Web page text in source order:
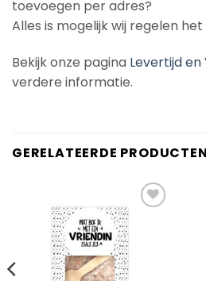
toevoegen per adres?
Alles is mogelijk wij regelen
Bekijk onze pagina Levertijd
verdere informatie.
GERELATEERDE PRODUCTEN
Wishlist